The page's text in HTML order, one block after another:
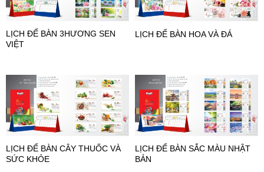
LỊCH ĐỂ BÀN 3HƯƠNG SEN
VIỆT
LỊCH ĐỂ BÀN HOA VÀ ĐÁ
LỊCH ĐỂ BÀN CÂY THUỐC VÀ
SỨC KHỎE
LỊCH ĐỂ BÀN SẮC MÀU NHẬT
BẢN